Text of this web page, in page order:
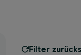
Filter